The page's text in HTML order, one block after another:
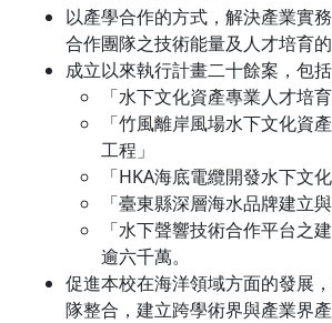
以產學合作的方式，解決產業實
合作團隊之技術能量及人才培育的
成立以來執行計畫二十餘案，包括
「水下文化資產專業人才培育
「竹風離岸風場水下文化資
工程」
「HKA海底電纜開發水下文
「臺東縣深層海水品牌建立
「水下聲響技術合作平台之
逾六千萬。
促進本校在海洋領域方面的發展
隊整合，建立跨學術界與產業界產